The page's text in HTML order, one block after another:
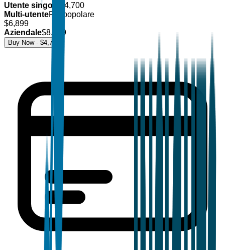
Utente singolo
4,700
Multi-utentePiù popolare
$6,899
Aziendale$8,499
Buy Now - $4,700